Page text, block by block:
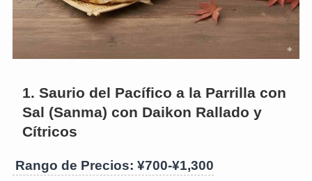
1. Saurio del Pacífico a la Parrilla con
Sal (Sanma) con Daikon Rallado y
Cítricos
Rango de Precios: ¥700-¥1,300